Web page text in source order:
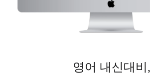
영어 내신대비,